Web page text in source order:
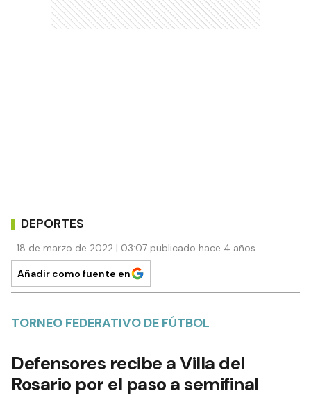
DEPORTES
18 de marzo de 2022 | 03:07 publicado hace 4 años
Añadir como fuente en
TORNEO FEDERATIVO DE FÚTBOL
Defensores recibe a Villa del
Rosario por el paso a semifinal